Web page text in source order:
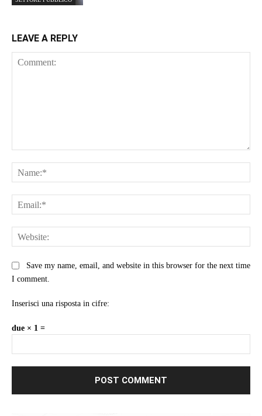
LEAVE A REPLY
Save my name, email, and website in this browser for the next time
I comment.
Inserisci una risposta in cifre:
due × 1 =